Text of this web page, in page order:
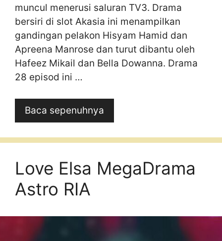
muncul menerusi saluran TV3. Drama
bersiri di slot Akasia ini menampilkan
gandingan pelakon Hisyam Hamid dan
Apreena Manrose dan turut dibantu oleh
Hafeez Mikail dan Bella Dowanna. Drama
28 episod ini …
Baca sepenuhnya
Love Elsa MegaDrama
Astro RIA